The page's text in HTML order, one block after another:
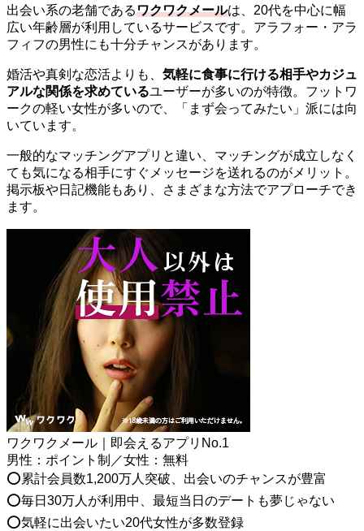
出会い系の老舗であるワクワクメールは、20代を中心に幅
広い年齢層が利用しているサービスです。アラフォー・アラ
フィフの男性にも十分チャンスがあります。
婚活や真剣な恋活よりも、 気軽に食事に行ける相手やカジュ
アルな関係を求めているユーザーが多いのが特徴。フットワ
ークの軽い女性が多いので、「まず会ってみたい」派には向
いています。
一般的なマッチングアプリと違い、マッチングが成立しなく
ても気になる相手にすぐメッセージを送れるのがメリット。
掲示板や日記機能もあり、さまざまな方法でアプローチでき
ます。
ワクワクメール｜即会えるアプリNo.1
男性：ポイント制／女性：無料
⭕累計会員数1,200万人突破、出会いのチャンスが豊富
⭕毎日30万人が利用中、最短当日のデートも夢じゃない
⭕気軽に出会いたい20代女性が多数登録